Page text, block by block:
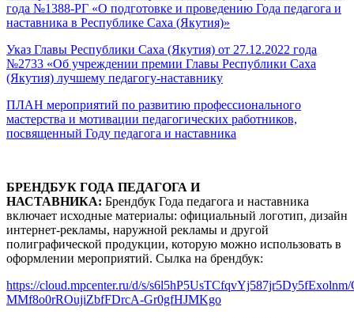
года №1388-РГ «О подготовке и проведению Года педагога и
наставника в Республике Саха (Якутия)»
Указ Главы Республики Саха (Якутия) от 27.12.2022 года
№2733 «Об учреждении премии Главы Республики Саха
(Якутия) лучшему педагогу-наставнику
ПЛАН мероприятий по развитию профессионального
мастерства и мотивации педагогических работников,
посвященный Году педагога и наставника
БРЕНДБУК ГОДА ПЕДАГОГА И
НАСТАВНИКА: Брендбук Года педагога и наставника
включает исходные материалы: официальный логотип, дизайн
интернет-рекламы, наружной рекламы и другой
полиграфической продукции, которую можно использовать в
оформлении мероприятий. Сылка на брендбук:
https://cloud.mpcenter.ru/d/s/
MMf8o0rROujiZbfFDrcA-Gr0gfHJMKgo